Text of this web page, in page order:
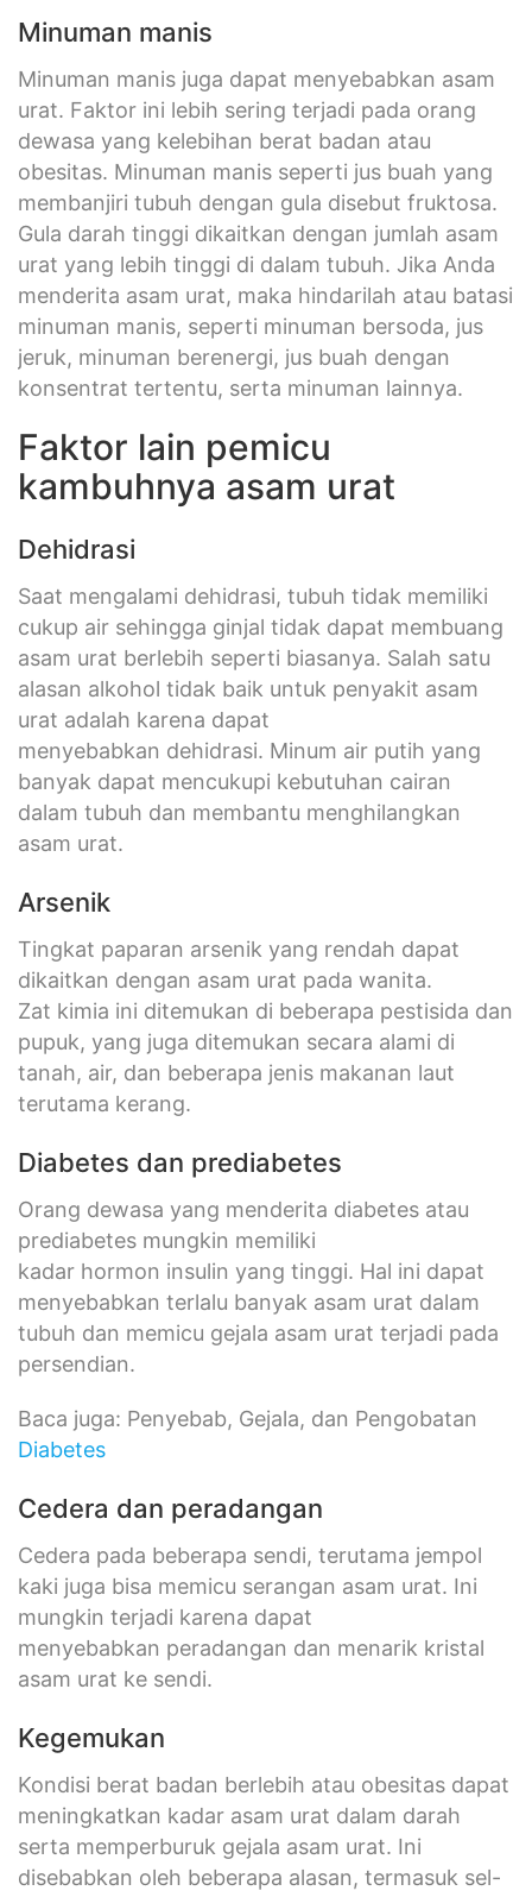
Minuman manis
Minuman manis juga dapat menyebabkan asam
urat. Faktor ini lebih sering terjadi pada orang
dewasa yang kelebihan berat badan atau
obesitas. Minuman manis seperti jus buah yang
membanjiri tubuh dengan gula disebut fruktosa.
Gula darah tinggi dikaitkan dengan jumlah asam
urat yang lebih tinggi di dalam tubuh. Jika Anda
menderita asam urat, maka hindarilah atau batasi
minuman manis, seperti minuman bersoda, jus
jeruk, minuman berenergi, jus buah dengan
konsentrat tertentu, serta minuman lainnya.
Faktor lain pemicu
kambuhnya asam urat
Dehidrasi
Saat mengalami dehidrasi, tubuh tidak memiliki
cukup air sehingga ginjal tidak dapat membuang
asam urat berlebih seperti biasanya. Salah satu
alasan alkohol tidak baik untuk penyakit asam
urat adalah karena dapat
menyebabkan dehidrasi. Minum air putih yang
banyak dapat mencukupi kebutuhan cairan
dalam tubuh dan membantu menghilangkan
asam urat.
Arsenik
Tingkat paparan arsenik yang rendah dapat
dikaitkan dengan asam urat pada wanita.
Zat kimia ini ditemukan di beberapa pestisida dan
pupuk, yang juga ditemukan secara alami di
tanah, air, dan beberapa jenis makanan laut
terutama kerang.
Diabetes dan prediabetes
Orang dewasa yang menderita diabetes atau
prediabetes mungkin memiliki
kadar hormon insulin yang tinggi. Hal ini dapat
menyebabkan terlalu banyak asam urat dalam
tubuh dan memicu gejala asam urat terjadi pada
persendian.
Baca juga: Penyebab, Gejala, dan Pengobatan
Diabetes
Cedera dan peradangan
Cedera pada beberapa sendi, terutama jempol
kaki juga bisa memicu serangan asam urat. Ini
mungkin terjadi karena dapat
menyebabkan peradangan dan menarik kristal
asam urat ke sendi.
Kegemukan
Kondisi berat badan berlebih atau obesitas dapat
meningkatkan kadar asam urat dalam darah
serta memperburuk gejala asam urat. Ini
disebabkan oleh beberapa alasan, termasuk sel-